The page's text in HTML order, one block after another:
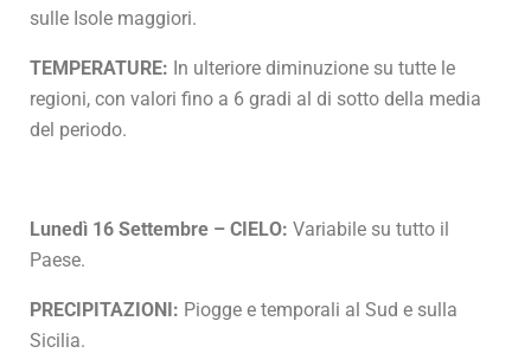
sulle Isole maggiori.
TEMPERATURE: In ulteriore diminuzione su tutte le
regioni, con valori fino a 6 gradi al di sotto della media
del periodo.
Lunedì 16 Settembre – CIELO: Variabile su tutto il
Paese.
PRECIPITAZIONI: Piogge e temporali al Sud e sulla
Sicilia.